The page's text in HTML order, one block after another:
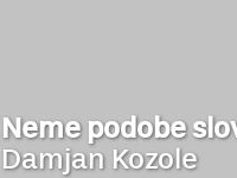
Neme podobe
Damjan Kozole